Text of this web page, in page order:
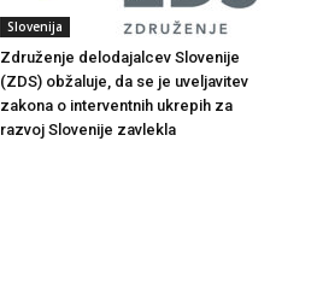
Slovenija
Združenje delodajalcev Slovenije
(ZDS) obžaluje, da se je uveljavitev
zakona o interventnih ukrepih za
razvoj Slovenije zavlekla